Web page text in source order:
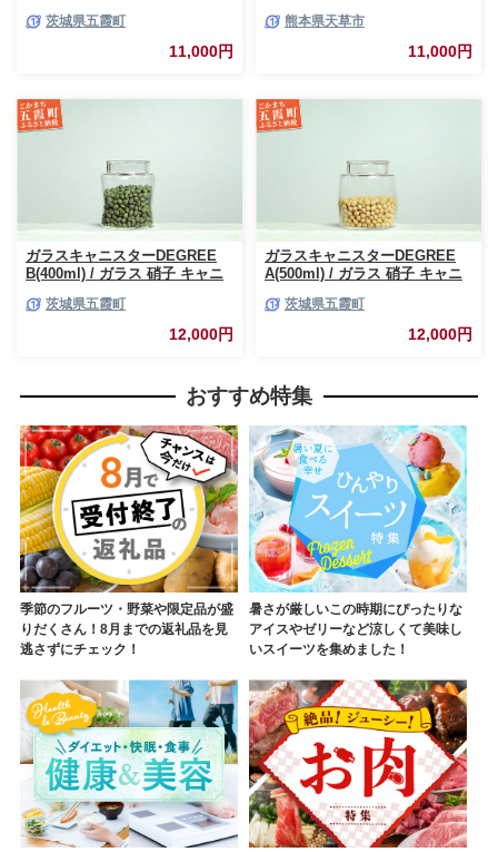
耐熱 一生もの 職人 こだわり
JIDA デザインミュージアムセ
レクション 茨城県 五霞町
茨城県五霞町
11,000円
熊本県天草市
11,000円
ガラスキャニスターDEGREE
B(400ml) / ガラス 硝子 キャニ
耐熱 一生もの 職人 こだわり
JIDA デザインミュージアムセ
レクション 茨城県 五霞町
茨城県五霞町
12,000円
ガラスキャニスターDEGREE
A(500ml) / ガラス 硝子 キャニ
耐熱 一生もの 職人 こだわり
JIDA デザインミュージアムセ
レクション 茨城県 五霞町
茨城県五霞町
12,000円
おすすめ特集
季節のフルーツ・野菜や限定品が盛
りだくさん！8月までの返礼品を見
逃さずにチェック！
暑さが厳しいこの時期にぴったりな
アイスやゼリーなど涼しくて美味し
いスイーツを集めました！